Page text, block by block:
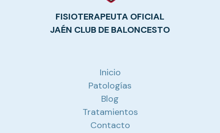
FISIOTERAPEUTA OFICIAL
JAÉN CLUB DE BALONCESTO
Inicio
Patologías
Blog
Tratamientos
Contacto